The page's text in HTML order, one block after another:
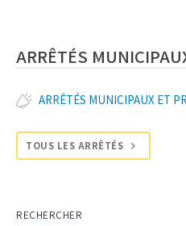
ARRÊTÉS
ARRÊTÉS MUNICIPAUX ET
TOUS LES ARRÊTÉS
RECHERCHER